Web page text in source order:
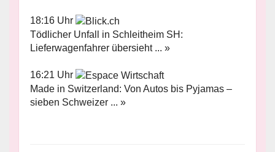
18:16 Uhr
Tödlicher Unfall in Schleitheim SH:
Lieferwagenfahrer übersieht ... »
16:21 Uhr
Made in Switzerland: Von Autos bis Pyjamas –
sieben Schweizer ... »